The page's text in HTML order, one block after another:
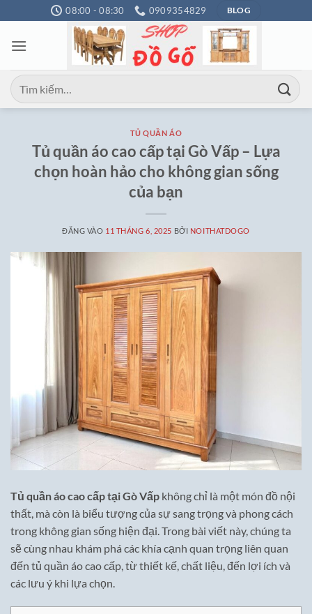
qua
nội
08:00 - 08:30 0909354829 BLOG
Tìm
kiếm:
TỦ QUẦN ÁO
Tủ quần áo cao cấp tại Gò Vấp – Lựa
chọn hoàn hảo cho không gian sống
của bạn
ĐĂNG VÀO 11 THÁNG 6, 2025 BỞI NOITHATDOGO
Tủ quần áo cao cấp tại Gò Vấp không chỉ là một món đồ nội
thất, mà còn là biểu tượng của sự sang trọng và phong cách
trong không gian sống hiện đại. Trong bài viết này, chúng ta
sẽ cùng nhau khám phá các khía cạnh quan trọng liên quan
đến tủ quần áo cao cấp, từ thiết kế, chất liệu, đến lợi ích và
các lưu ý khi lựa chọn.